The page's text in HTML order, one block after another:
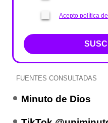
Acepto política
FUENTES CONSULTADAS
Minuto de Dios